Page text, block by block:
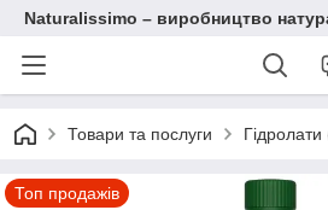
Naturalissimo – виробництво
Товари та послуги Гідролати
Топ продажів